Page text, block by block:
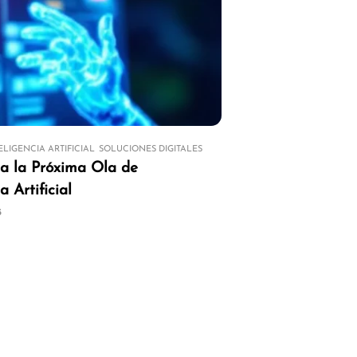
ARTIFICIAL SOLUCIONES DIGITALES
la Próxima Ola de
Artificial